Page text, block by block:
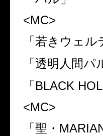
<MC>
「若きウェル
「透明人間パ
「 BLACK
<MC>
「聖・